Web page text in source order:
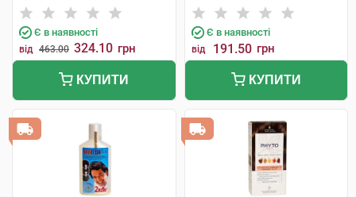
Є в наявності
від 463.00 324.10 грн
КУПИТИ
Є в наявності
від 191.50 грн
КУПИТИ